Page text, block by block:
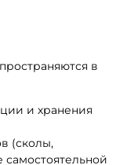
в
и хранения
(сколы,